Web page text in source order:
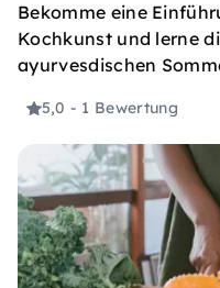
Bekomme eine
Kochkunst und lerne
ayurvesdischen
5,0 - 1 Bewertung